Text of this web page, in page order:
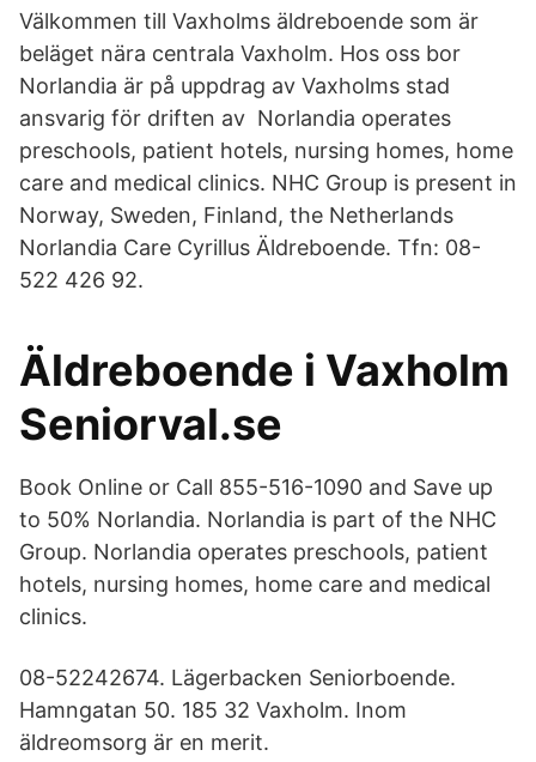
Välkommen till Vaxholms äldreboende som är
beläget nära centrala Vaxholm. Hos oss bor
Norlandia är på uppdrag av Vaxholms stad
ansvarig för driften av​ Norlandia operates
preschools, patient hotels, nursing homes, home
care and medical clinics. NHC Group is present in
Norway, Sweden, Finland, the Netherlands
Norlandia Care Cyrillus Äldreboende. Tfn: 08-
522 426 92.
Äldreboende i Vaxholm
Seniorval.se
Book Online or Call 855-516-1090 and Save up
to 50% Norlandia. Norlandia is part of the NHC
Group. Norlandia operates preschools, patient
hotels, nursing homes, home care and medical
clinics.
08-​52242674. Lägerbacken Seniorboende.
Hamngatan 50. 185 32 Vaxholm. Inom
äldreomsorg är en merit.